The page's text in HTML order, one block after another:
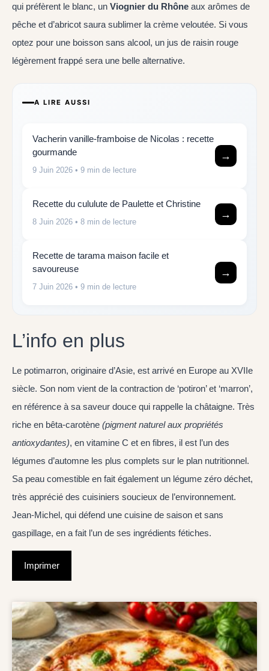
qui préfèrent le blanc, un Viognier du Rhône aux arômes de
pêche et d’abricot saura sublimer la crème veloutée. Si vous
optez pour une boisson sans alcool, un jus de raisin rouge
légèrement frappé sera une belle alternative.
A LIRE AUSSI
Vacherin vanille-framboise de Nicolas : recette
gourmande
9 Juin 2026 • 9 min de lecture
→
Recette du cululute de Paulette et Christine
8 Juin 2026 • 8 min de lecture
→
Recette de tarama maison facile et
savoureuse
7 Juin 2026 • 9 min de lecture
→
L’info en plus
Le potimarron, originaire d’Asie, est arrivé en Europe au XVIIe
siècle. Son nom vient de la contraction de ‘potiron’ et ‘marron’,
en référence à sa saveur douce qui rappelle la châtaigne. Très
riche en bêta-carotène (pigment naturel aux propriétés
antioxydantes), en vitamine C et en fibres, il est l’un des
légumes d’automne les plus complets sur le plan nutritionnel.
Sa peau comestible en fait également un légume zéro déchet,
très apprécié des cuisiniers soucieux de l’environnement.
Jean-Michel, qui défend une cuisine de saison et sans
gaspillage, en a fait l’un de ses ingrédients fétiches.
Imprimer